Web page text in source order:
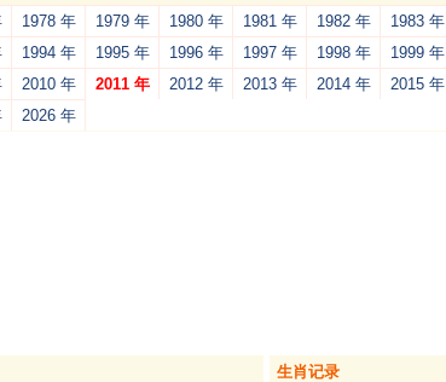
1978 年 1979 年 1980 年 1981 年 1982 年 1983 年
1994 年 1995 年 1996 年 1997 年 1998 年 1999 年
2010 年 2011 年 2012 年 2013 年 2014 年 2015 年
2026 年
生肖记录